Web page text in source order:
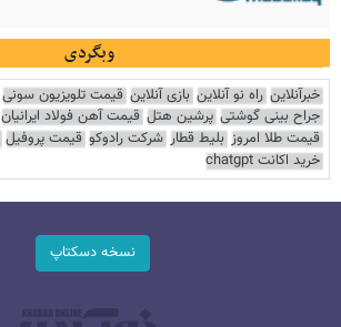
وبگردی
خبرآنلاین راه نو آنلاین بازی آنلاین قیمت تلویزیون سونی
جراح بینی گوشتی پرشین هتل قیمت آهن فولاد ایرانیان
قیمت طلا امروز بلیط قطار شرکت رادوکو قیمت پروفیل
خرید اکانت chatgpt
نسخه دسکتاپ